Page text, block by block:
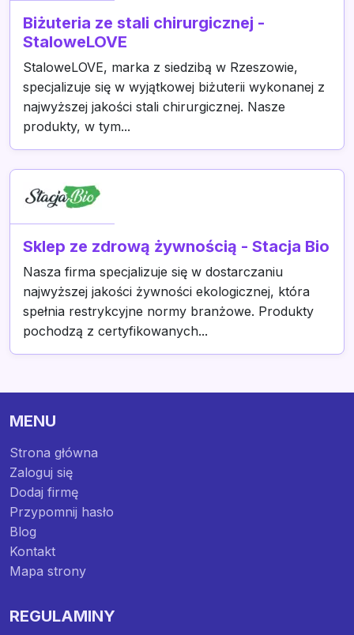
Biżuteria ze stali chirurgicznej -
StaloweLOVE
StaloweLOVE, marka z siedzibą w Rzeszowie,
specjalizuje się w wyjątkowej biżuterii wykonanej z
najwyższej jakości stali chirurgicznej. Nasze
produkty, w tym...
Sklep ze zdrową żywnością - Stacja Bio
Nasza firma specjalizuje się w dostarczaniu
najwyższej jakości żywności ekologicznej, która
spełnia restrykcyjne normy branżowe. Produkty
pochodzą z certyfikowanych...
MENU
Strona główna
Zaloguj się
Dodaj firmę
Przypomnij hasło
Blog
Kontakt
Mapa strony
REGULAMINY